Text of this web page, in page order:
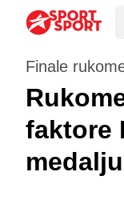
Finale
faktore